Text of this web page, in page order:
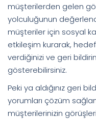
müşterilerden gelen
yolculuğunun
müşteriler için sosyal
etkileşim kurarak,
verdiğinizi ve geri
gösterebilirsiniz.
Peki ya aldığınız geri
yorumları çözüm
müşterilerinizin